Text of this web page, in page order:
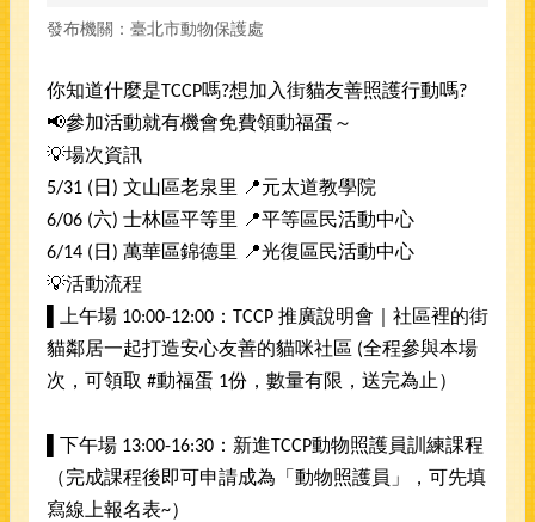
發布機關：臺北市動物保護處
你知道什麼是TCCP嗎?想加入街貓友善照護行動嗎?
📢參加活動就有機會免費領動福蛋～
💡場次資訊
5/31 (日) 文山區老泉里 📍元太道教學院
6/06 (六) 士林區平等里 📍平等區民活動中心
6/14 (日) 萬華區錦德里 📍光復區民活動中心
💡活動流程
▌上午場 10:00-12:00：TCCP 推廣說明會｜社區裡的街
貓鄰居一起打造安心友善的貓咪社區 (全程參與本場
次，可領取 #動福蛋 1份，數量有限，送完為止）
▌下午場 13:00-16:30：新進TCCP動物照護員訓練課程
（完成課程後即可申請成為「動物照護員」，可先填
寫線上報名表~）